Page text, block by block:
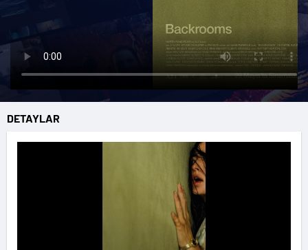
DETAYLAR